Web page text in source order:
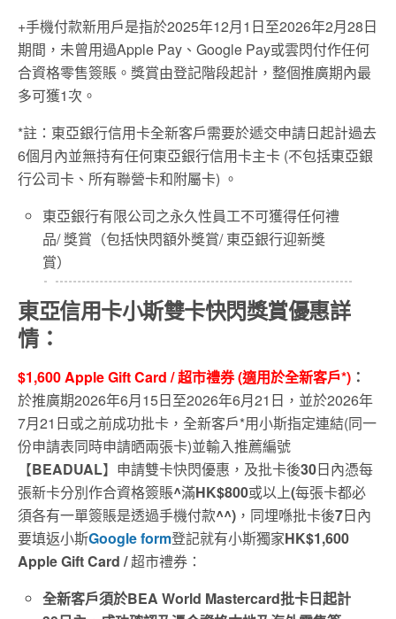
+手機付款新用戶是指於2025年12月1日至2026年2月28日
期間，未曾用過Apple Pay、Google Pay或雲閃付作任何
合資格零售簽賬。獎賞由登記階段起計，整個推廣期內最
多可獲1次。
*註：東亞銀行信用卡全新客戶需要於遞交申請日起計過去
6個月內並無持有任何東亞銀行信用卡主卡 (不包括東亞銀
行公司卡、所有聯營卡和附屬卡) 。
東亞銀行有限公司之永久性員工不可獲得任何禮
品/獎賞（包括快閃額外獎賞/東亞銀行迎新獎
賞）
東亞信用卡小斯雙卡快閃獎賞優惠詳
情：
$1,600 Apple Gift Card /超市禮券(適用於全新客戶*) ：
於推廣期2026年6月15日至2026年6月21 日 ， 並於2026年
7月21 日或之前成功批卡，全新客戶*用小斯指定連結(同一
份申請表同時申請晒兩張卡)並輸入推薦編號
【BEADUAL】申請雙卡快閃優惠，及批卡後30日內憑每
張新卡分別作合資格簽賬^滿HK$800或以上(每張卡都必
須各有一單簽賬是透過手機付款^^) ，同埋喺批卡後7日內
要填返小斯Google form登記就有小斯獨家HK$1,600
Apple Gift Card /超市禮券：
全新客戶須於BEA World Mastercard批卡日起計